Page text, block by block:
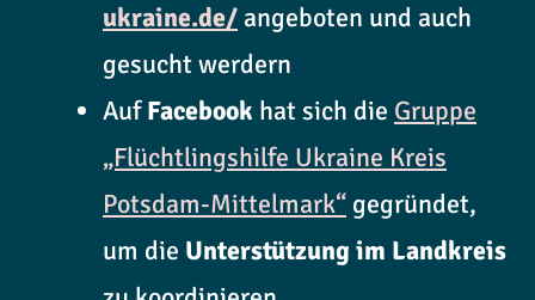
ukraine.de/ angeboten und auch
gesucht werdern
AufFacebook hat sich die Gruppe
„Flüchtlingshilfe Ukraine Kreis
Potsdam-Mittelmark“ gegründet,
um die Unterstützung im Landkreis